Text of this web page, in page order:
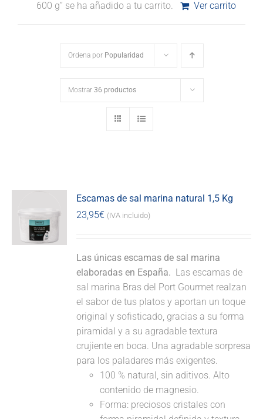
600 g” se ha añadido a tu carrito.
Ver carrito
Ordena por Popularidad
Mostrar 36 productos
Escamas de sal marina natural 1,5 Kg
23,95€ (IVA incluido)
Las únicas escamas de sal marina
elaboradas en España. Las escamas de
sal marina Bras del Port Gourmet realzan
el sabor de tus platos y aportan un toque
original y sofisticado, gracias a su forma
piramidal y a su agradable textura
crujiente en boca. Una agradable sorpresa
para los paladares más exigentes.
100 % natural, sin aditivos. Alto
contenido de magnesio.
Forma: preciosos cristales con